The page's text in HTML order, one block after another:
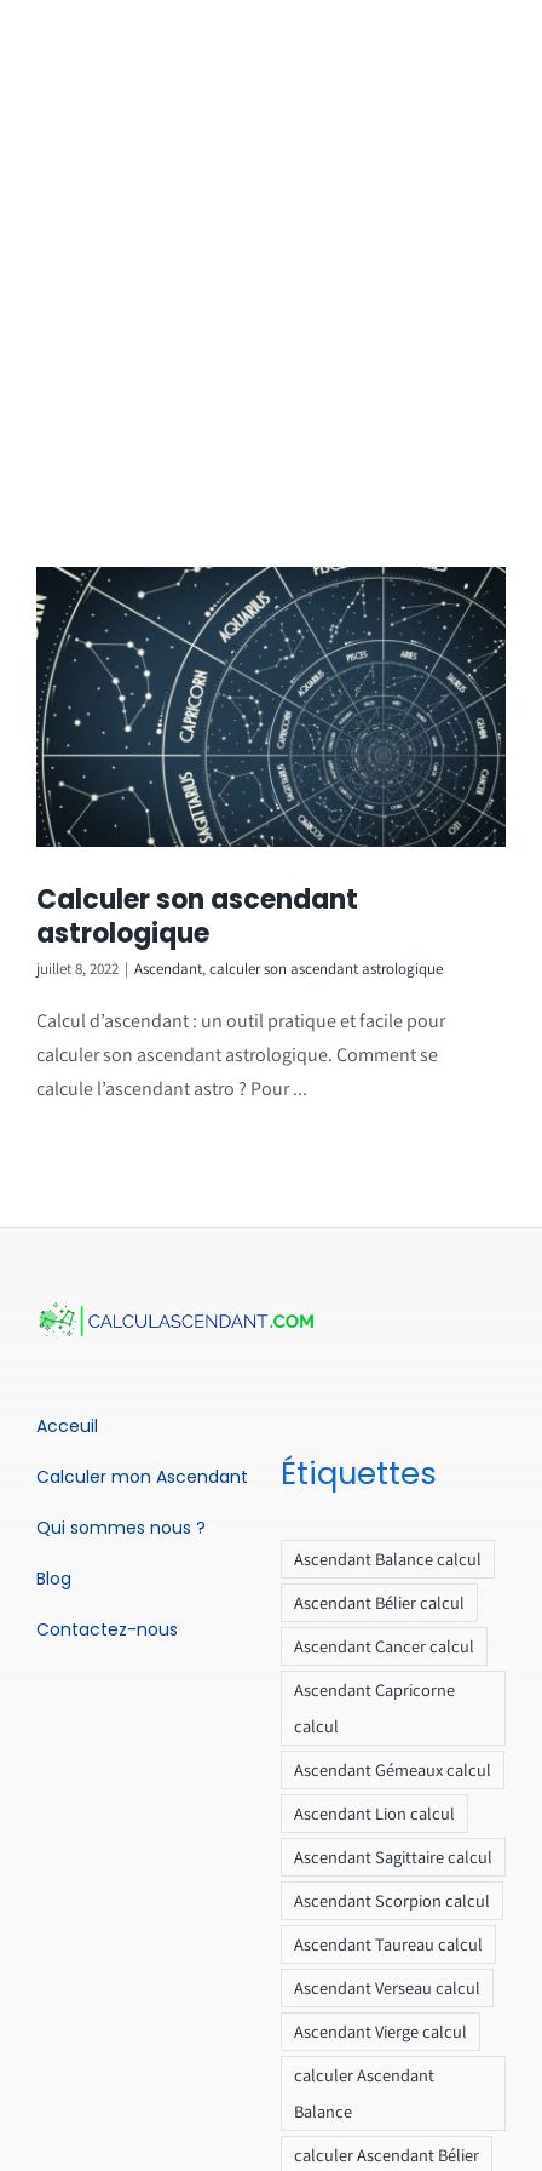
Calculer son ascendant
astrologique
juillet 8, 2022 | Ascendant,calculer son ascendant astrologique
Calcul d’ascendant : un outil pratique et facile pour
calculer son ascendant astrologique. Comment se
calcule l’ascendant astro ? Pour ...
Acceuil
Calculer mon Ascendant
Qui sommes nous ?
Blog
Contactez-nous
Étiquettes
Ascendant Balance calcul
Ascendant Bélier calcul
Ascendant Cancer calcul
Ascendant Capricorne
calcul
Ascendant Gémeaux calcul
Ascendant Lion calcul
Ascendant Sagittaire calcul
Ascendant Scorpion calcul
Ascendant Taureau calcul
Ascendant Verseau calcul
Ascendant Vierge calcul
calculer Ascendant
Balance
calculer Ascendant Bélier